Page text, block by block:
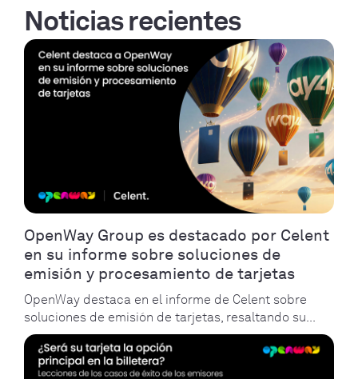
Noticias recientes
OpenWay Group es destacado por Celent
en su informe sobre soluciones de
emisión y procesamiento de tarjetas
OpenWay destaca en el informe de Celent sobre
soluciones de emisión de tarjetas, resaltando su...